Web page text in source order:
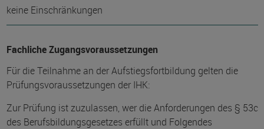
keine Einschränkungen
Fachliche Zugangsvoraussetzungen
Für die Teilnahme an der Aufstiegsfortbildung gelten die
Prüfungsvoraussetzungen der IHK:
Zur Prüfung ist zuzulassen, wer die Anforderungen des § 53c
des Berufsbildungsgesetzes erfüllt und Folgendes